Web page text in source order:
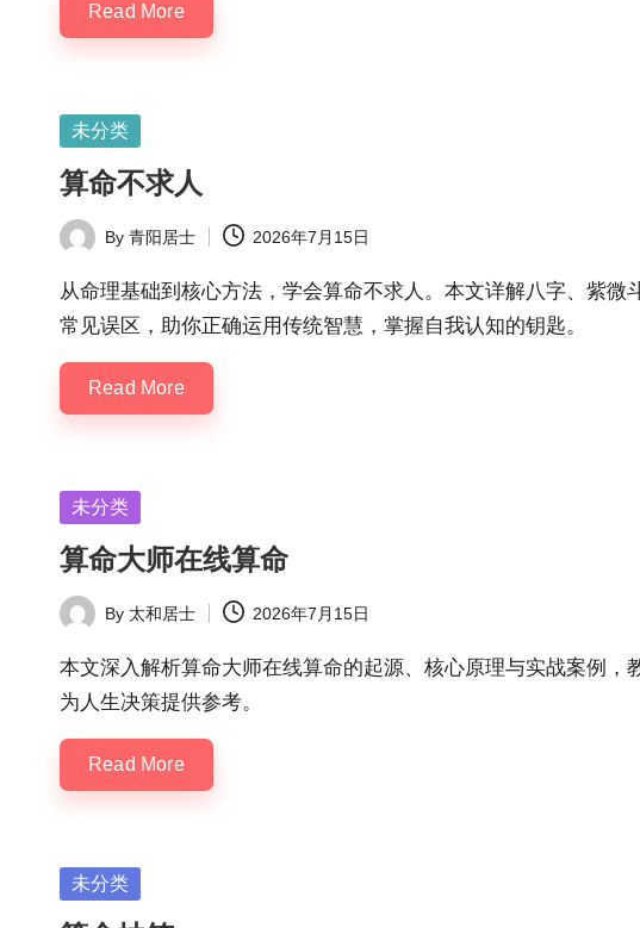
Read More
Posted
未分类
算命不求人
Posted
by
By 青阳居士 2026年7月15日
从命理基础到核心方法，学会算命不求人。本文详解八字、紫微
常见误区，助你正确运用传统智慧，掌握自我认知的钥匙。
Read More
Posted
未分类
算命大师在线算命
Posted
by
By 太和居士 2026年7月15日
本文深入解析算命大师在线算命的起源、核心原理与实战案例，
为人生决策提供参考。
Read More
Posted
未分类